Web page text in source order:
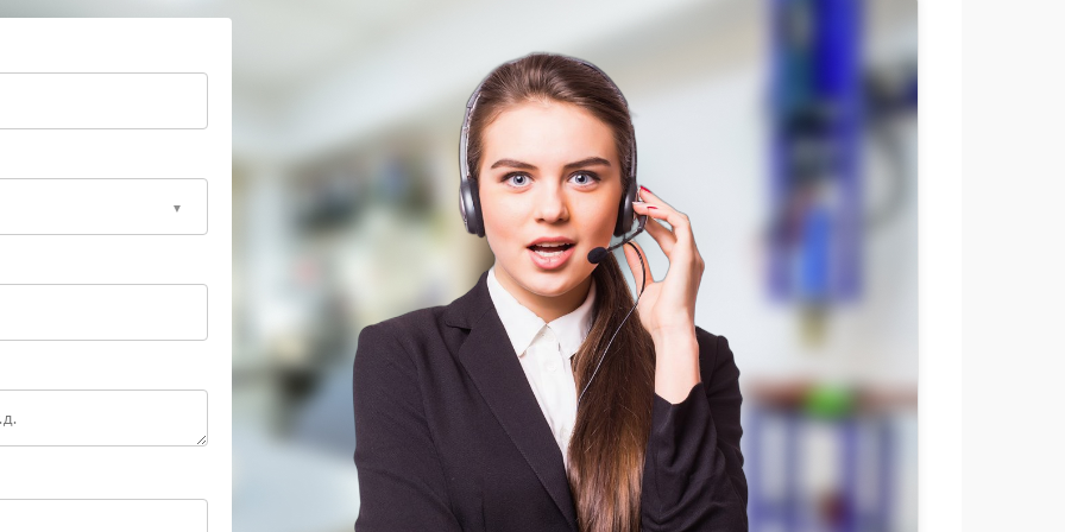
типовых обращений. Для каждого случая есть
– чаще всего требуется переустановка шлейфа
необходима чистка контактов спиртом и
залипание – возможен выход из строя
мембраной.
приводят к повреждению хрупких защелок. Лучше
сервисный центр Infinix для решения любых
ваши средства и гарантирует, что ноут